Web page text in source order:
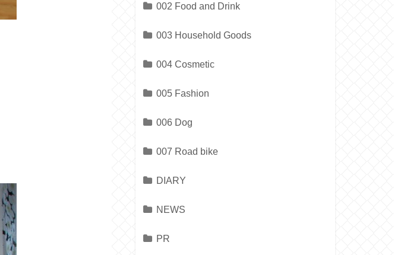
002 Food and Drink
003 Household Goods
004 Cosmetic
005 Fashion
006 Dog
007 Road bike
DIARY
NEWS
PR